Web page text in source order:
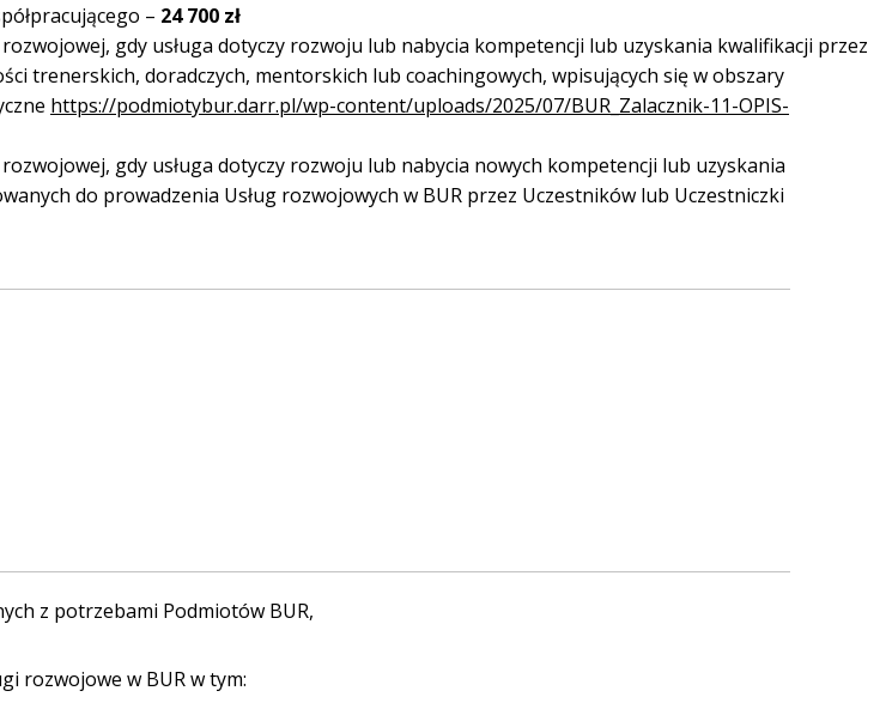
– 24 700 zł
gdy usługa dotyczy rozwoju lub nabycia kompetencji lub uzyskania kwalifikacji przez
trenerskich, doradczych, mentorskich lub coachingowych, wpisujących się w obszary
https://podmiotybur.darr.pl/wp-content/uploads/2025/07/BUR_Zalacznik-11-OPIS-
gdy usługa dotyczy rozwoju lub nabycia nowych kompetencji lub uzyskania
do prowadzenia Usług rozwojowych w BUR przez Uczestników lub Uczestniczki
z potrzebami Podmiotów BUR,
rozwojowe w BUR w tym: